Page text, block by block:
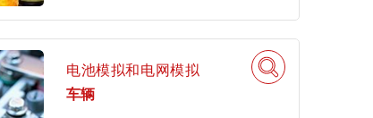
电池模拟和电网模拟
车辆